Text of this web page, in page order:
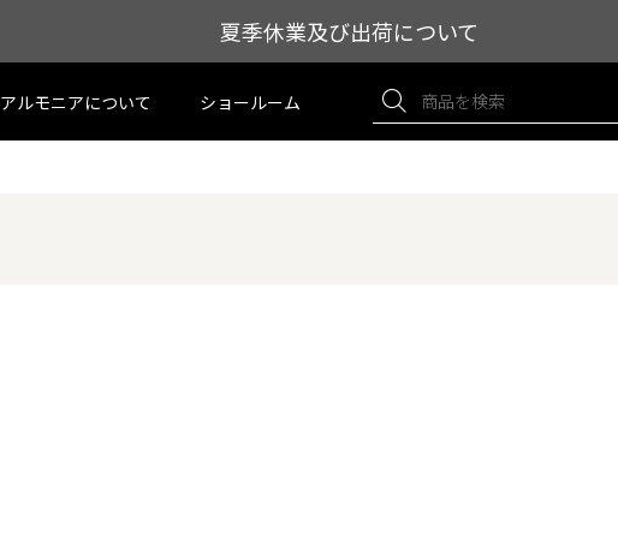
夏季休業及び出荷について
アルモニアについて ショールーム